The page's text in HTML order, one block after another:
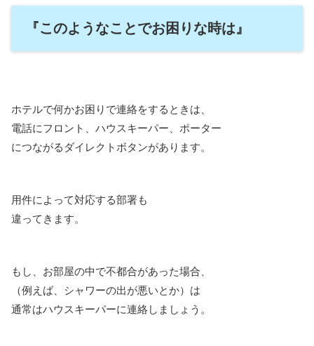
『このようなことでお困りな時は』
ホテルで何かお困りで連絡をするときは、
電話にフロント、ハウスキーパー、ポーター
につながるダイレクトボタンがあります。
用件によって対応する部署も
違ってきます。
もし、お部屋の中で不都合があった場合、
（例えば、シャワーの出が悪いとか）は
通常はハウスキーパーに連絡しましょう。